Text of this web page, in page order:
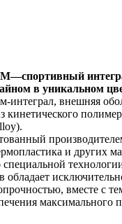
в уникальном
интеграл, внешняя
кинетического
и других
вместе с
максимального